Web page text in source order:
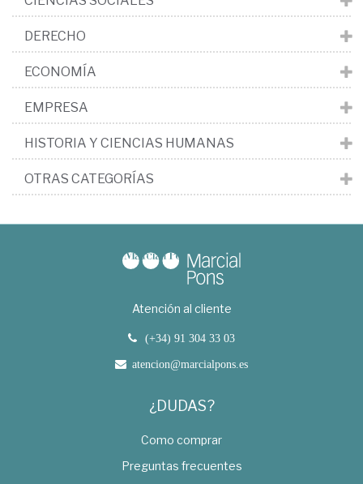
DERECHO
ECONOMÍA
EMPRESA
HISTORIA Y CIENCIAS HUMANAS
OTRAS CATEGORÍAS
Atención al cliente
(+34) 91 304 33 03
atencion@marcialpons.es
¿DUDAS?
Como comprar
Preguntas frecuentes